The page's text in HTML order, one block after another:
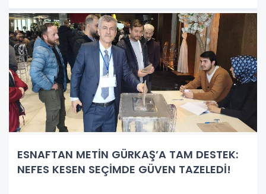
ESNAFTAN METİN GÜRKAŞ’A TAM DESTEK:
NEFES KESEN SEÇİMDE GÜVEN TAZELEDİ!